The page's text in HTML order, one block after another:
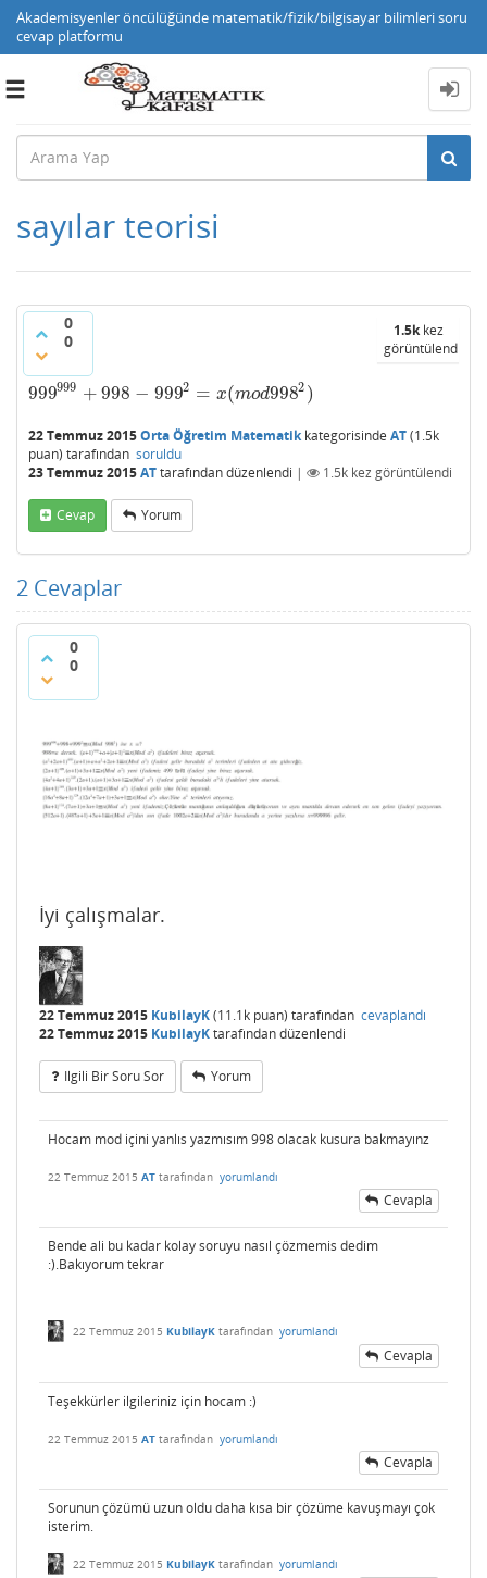
Akademisyenler öncülüğünde matematik/fizik/bilgisayar bilimleri soru
cevap platformu
Toggle
sayılar teorisi
0
0
1.5kkez
görüntülendi
999999 + 998 − 9992 = x(mod9982 )
999999 +998−999 2=x(m od 9982)
22 Temmuz 2015Orta Öğretim Matematikkategorisinde AT(1.5k
puan) tarafından soruldu
23 Temmuz 2015ATtarafındandüzenlendi | 1.5k kez görüntülendi
Cevap Yorum
2 Cevaplar
0
0
İyi çalışmalar.
22 Temmuz 2015 KubilayK(11.1k puan) tarafından cevaplandı
22 Temmuz 2015 KubilayKtarafındandüzenlendi
Ilgili Bir Soru Sor Yorum
Hocam mod içini yanlıs yazmısım 998 olacak kusura bakmayınz
22 Temmuz 2015 AT tarafından yorumlandı
Cevapla
Bende ali bu kadar kolay soruyu nasıl çözmemis dedim
:).Bakıyorum tekrar
22 Temmuz 2015 KubilayK tarafından yorumlandı
Cevapla
Teşekkürler ilgileriniz için hocam :)
22 Temmuz 2015 AT tarafından yorumlandı
Cevapla
Sorunun çözümü uzun oldu daha kısa bir çözüme kavuşmayı çok
isterim.
22 Temmuz 2015 KubilayK tarafından yorumlandı